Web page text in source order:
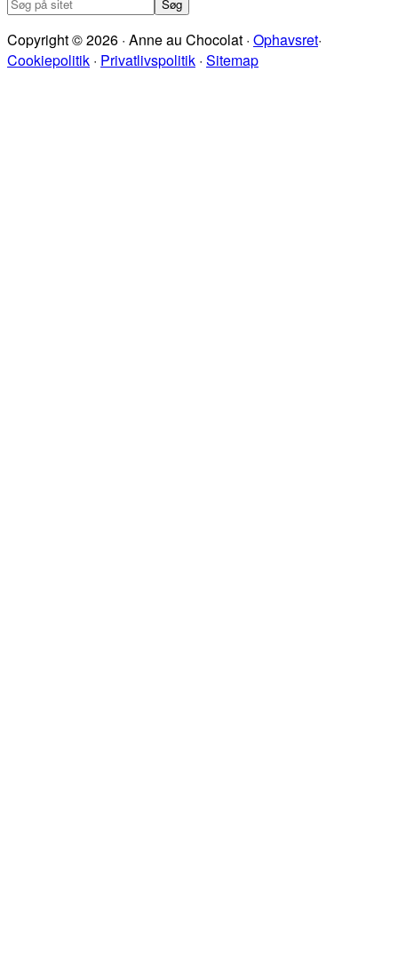
sitet
Copyright © 2026 · Anne au Chocolat · Ophavsret·
Cookiepolitik · Privatlivspolitik · Sitemap